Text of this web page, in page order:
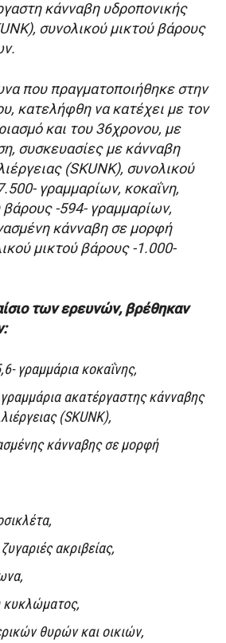
κάνναβη υδροπονικής
συνολικού μικτού βάρους
που πραγματοποιήθηκε στην
κατελήφθη να κατέχει με τον
και του 36χρονου, με
συσκευασίες με κάνναβη
(SKUNK), συνολικού
γραμμαρίων, κοκαΐνη,
βάρους -594- γραμμαρίων,
κάνναβη σε μορφή
μικτού βάρους -1.000-
των ερευνών, βρέθηκαν
γραμμάρια κοκαΐνης,
ακατέργαστης κάνναβης
(SKUNK),
κάνναβης σε μορφή
ακριβείας,
κυκλώματος,
θυρών και οικιών,